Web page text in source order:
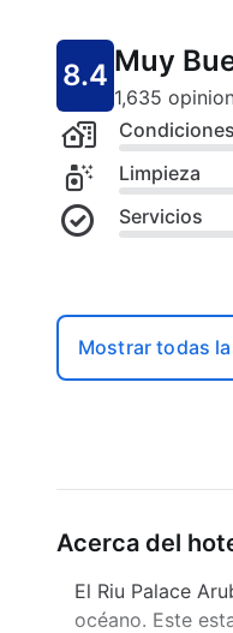
8.4 Muy
1,635
Limpieza
Servicios
Mostrar todas
Acerca del
El Riu Palace
océano. Este